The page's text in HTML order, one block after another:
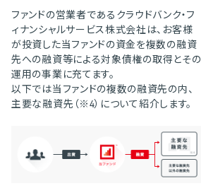
ファンドの営業者であるクラウドバンク・フ
ィナンシャルサービス株式会社は、お客様
が投資した当ファンドの資金を複数の融資
先への融資等による対象債権の取得とその
運用の事業に充てます。
以下では当ファンドの複数の融資先の内、
主要な融資先（
4）について紹介します。